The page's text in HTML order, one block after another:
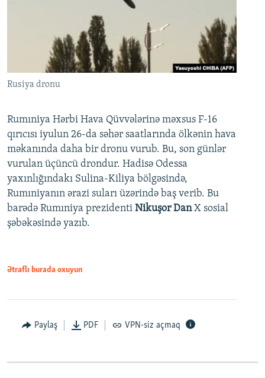
Rusiya dronu
Rumıniya Hərbi Hava Qüvvələrinə məxsus F-16
qırıcısı iyulun 26-da səhər saatlarında ölkənin hava
məkanında daha bir dronu vurub. Bu, son günlər
vurulan üçüncü drondur. Hadisə Odessa
yaxınlığındakı Sulina-Kiliya bölgəsində,
Rumıniyanın ərazi suları üzərində baş verib. Bu
barədə Rumıniya prezidenti Nikuşor DanX sosial
şəbəkəsində yazıb.
Ətraflı burada oxuyun
Paylaş PDF VPN-siz açmaq